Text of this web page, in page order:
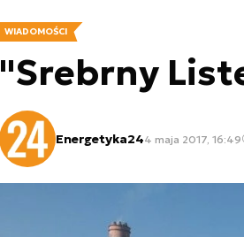
WIADOMOŚCI
"Srebrny
Energetyka244 maja 2017, 16:49